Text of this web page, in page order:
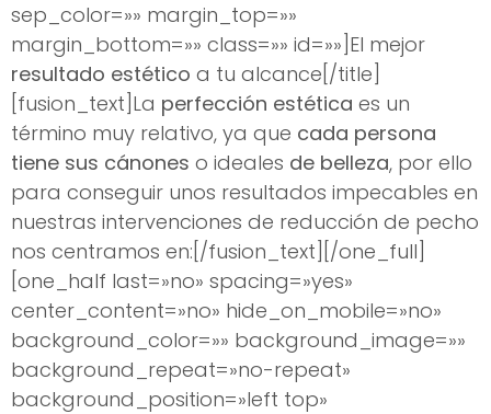
sep_color=»» margin_top=»»
margin_bottom=»» class=»» id=»»]El mejor
resultado estético a tu alcance[/title]
[fusion_text]La perfección estética es un
término muy relativo, ya que cada persona
tiene sus cánones o ideales de belleza, por ello
para conseguir unos resultados impecables en
nuestras intervenciones de reducción de pecho
nos centramos en:[/fusion_text][/one_full]
[one_half last=»no» spacing=»yes»
center_content=»no» hide_on_mobile=»no»
background_color=»» background_image=»»
background_repeat=»no-repeat»
background_position=»left top»